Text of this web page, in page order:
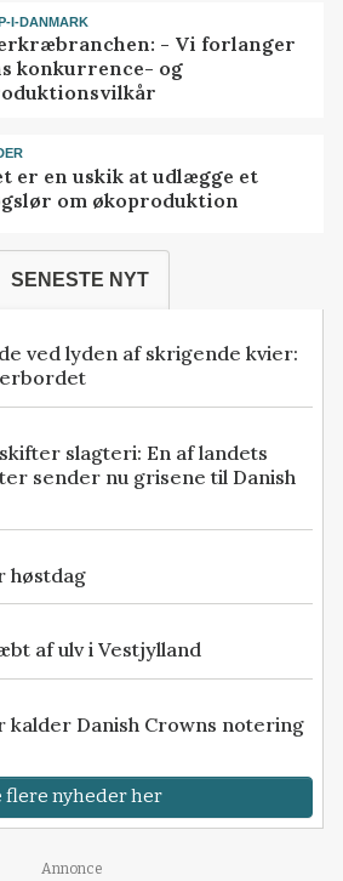
I-DANMARK
- Vi forlanger
konkurrence- og
er en uskik at udlægge et
om økoproduktion
SENESTE NYT
ved lyden af skrigende kvier:
slagteri: En af landets
sender nu grisene til Danish
høstdag
af ulv i Vestjylland
kalder Danish Crowns notering
flere nyheder her
Annonce